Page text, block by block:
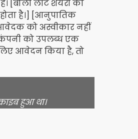
[बोली लॉट शेयरों की
है।] [आनुपातिक
को अस्वीकार नहीं
कंपनी को उपलब्ध एक
आवेदन किया है, तो
हुआ था।